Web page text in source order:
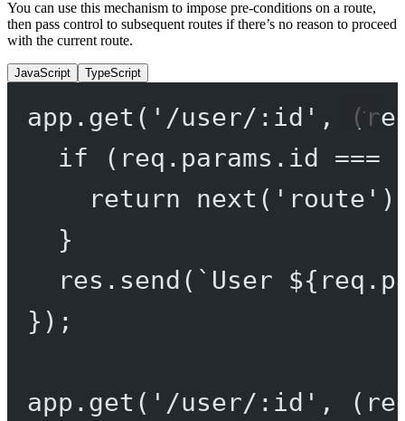
You can use this mechanism to impose pre-conditions on a route,
then pass control to subsequent routes if there’s no reason to proceed
with the current route.
JavaScript TypeScript
app. get ( '/user/:id' , (
if (req.params.id ===
return
next ( 'route'
}
res. send ( `User ${ req .
});
app. get ( '/user/:id' , (